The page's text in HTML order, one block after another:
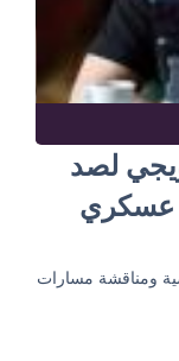
لصد
عسكري
ومناقشة مسارات